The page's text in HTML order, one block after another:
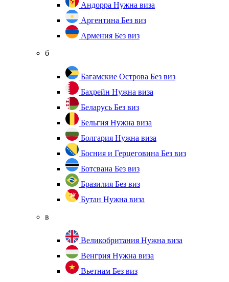
Андорра Нужна виза
Аргентина Без виз
Армения Без виз
б
Багамские Острова Без виз
Бахрейн Нужна виза
Беларусь Без виз
Бельгия Нужна виза
Болгария Нужна виза
Босния и Герцеговина Без виз
Ботсвана Без виз
Бразилия Без виз
Бутан Нужна виза
в
Великобритания Нужна виза
Венгрия Нужна виза
Вьетнам Без виз